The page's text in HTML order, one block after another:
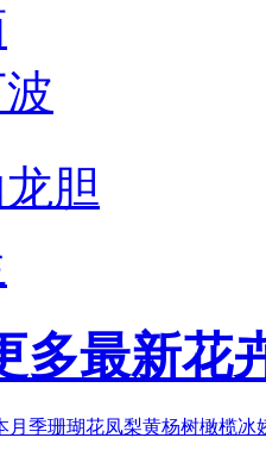
胆
多最新花
月季珊瑚花凤梨黄杨树橄榄冰